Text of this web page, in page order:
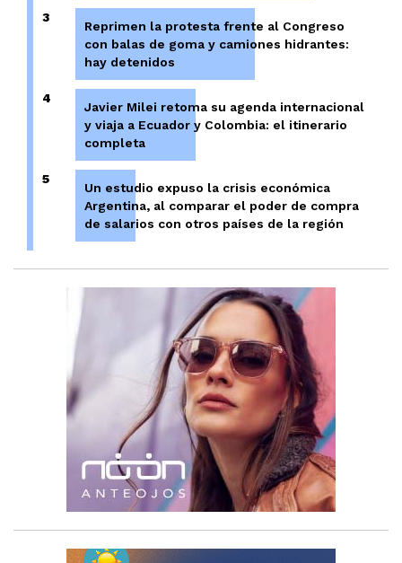
3
Reprimen la protesta frente al Congreso
con balas de goma y camiones hidrantes:
hay detenidos
4
Javier Milei retoma su agenda internacional
y viaja a Ecuador y Colombia: el itinerario
completa
5
Un estudio expuso la crisis económica
Argentina, al comparar el poder de compra
de salarios con otros países de la región